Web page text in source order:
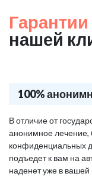
нашей
100%
В отличие от
анонимное лечение,
конфиденциальных
подъедет к вам на
наденет уже в вашей